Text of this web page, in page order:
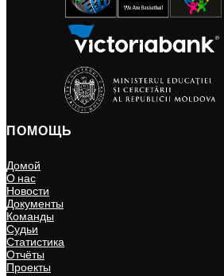
ПОМОЩЬ
Домой
О нас
Новости
Документы
Команды
Судьи
Статистика
Отчёты
Проекты